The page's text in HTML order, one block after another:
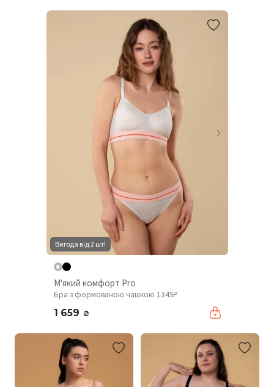
Вигода від 2 шт!
М'який комфорт Pro
Бра з формованою чашкою 134SP
1 659 ₴